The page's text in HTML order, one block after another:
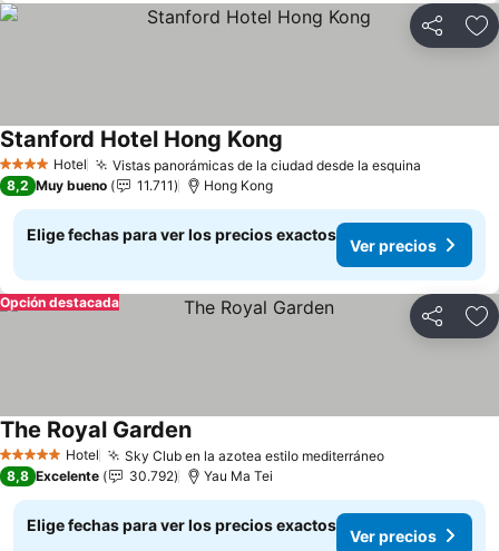
Compartir
4 EstrellasHotel Vistas panorámicas de la ciudad desde la esquina
Stanford Hotel Hong Kong
8,2 Muy bueno 11.711 Hong Kong
Elige fechas para ver los precios exactos
Ver precios
Compartir
Opción destacada
5 Estrellas Hotel Sky Club en la azotea estilo mediterráneo
The Royal Garden
8,8 Excelente 30.792 Yau Ma Tei
Elige fechas para ver los precios exactos
Ver precios